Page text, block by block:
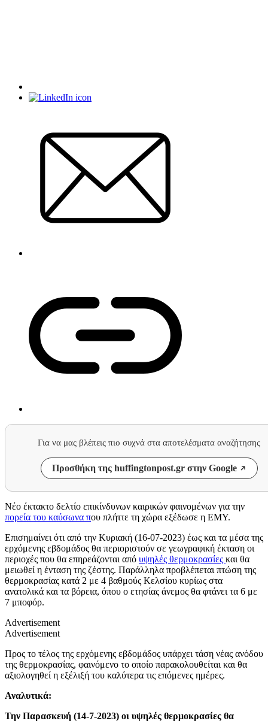
Για να μας βλέπεις πιο συχνά στα αποτελέσματα αναζήτησης
Προσθήκη της huffingtonpost.gr στην Google
Νέο έκτακτο δελτίο επικίνδυνων καιρικών φαινομένων για την
πορεία του καύσωνα που πλήττε τη χώρα εξέδωσε η ΕΜΥ.
Επισημαίνει ότι από την Κυριακή (16-07-2023) έως και τα μέσα της
ερχόμενης εβδομάδος θα περιοριστούν σε γεωγραφική έκταση οι
περιοχές που θα επηρεάζονται από υψηλές θερμοκρασίες και θα
μειωθεί η ένταση της ζέστης. Παράλληλα προβλέπεται πτώση της
θερμοκρασίας κατά 2 με 4 βαθμούς Κελσίου κυρίως στα
ανατολικά και τα βόρεια, όπου ο ετησίας άνεμος θα φτάνει τα 6 με
7 μποφόρ.
Advertisement
Advertisement
Προς το τέλος της ερχόμενης εβδομάδος υπάρχει τάση νέας ανόδου
της θερμοκρασίας, φαινόμενο το οποίο παρακολουθείται και θα
αξιολογηθεί η εξέλιξή του καλύτερα τις επόμενες ημέρες.
Αναλυτικά:
Την Παρασκευή (14-7-2023) οι υψηλές θερμοκρασίες θα